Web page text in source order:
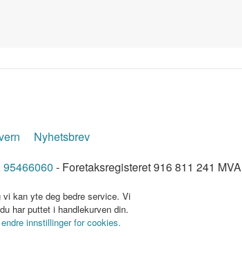
Nyhetsbrev
95466060 - Foretaksregisteret 916 811 241 MVA
kan yte deg bedre service. Vi
har puttet i handlekurven din.
endre innstillinger for cookies.